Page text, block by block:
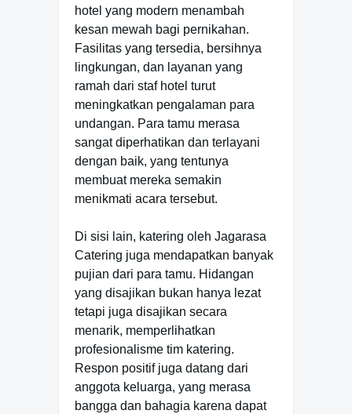
hotel yang modern menambah
kesan mewah bagi pernikahan.
Fasilitas yang tersedia, bersihnya
lingkungan, dan layanan yang
ramah dari staf hotel turut
meningkatkan pengalaman para
undangan. Para tamu merasa
sangat diperhatikan dan terlayani
dengan baik, yang tentunya
membuat mereka semakin
menikmati acara tersebut.
Di sisi lain, katering oleh Jagarasa
Catering juga mendapatkan banyak
pujian dari para tamu. Hidangan
yang disajikan bukan hanya lezat
tetapi juga disajikan secara
menarik, memperlihatkan
profesionalisme tim katering.
Respon positif juga datang dari
anggota keluarga, yang merasa
bangga dan bahagia karena dapat